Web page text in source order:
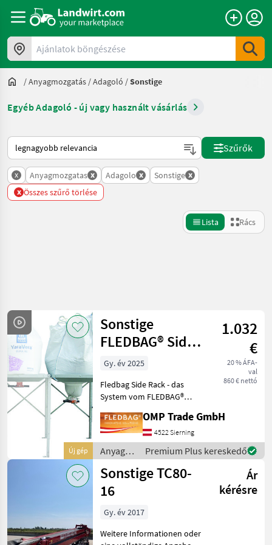
Ajánlatok böngészése
/Anyagmozgatás /Adagoló /Sonstige
Egyéb Adagoló - új vagy használt vásárlás
Így van sorba rendezve a Landwirt.com-on
Szűrők
x Anyagmozgatas x Adagolo x Sonstige x
x Összes szűrő törlése
Lista Rács
Kategória 4 Ország
AKTUÁLIS
ÚTVONAL
Mezőgazdasági
gépek/eszközök
Anyagmozgatas
Adagolo
Sonstige
Agrar
Visszaállítás
15 eredmény
Új gép
Sonstige
FLEDBAG® Side
Rack Halterung
1.032
€
20 % ÁFA-
val
860 € nettó
Gy. év 2025
Fledbag Side Rack - das
System vom FLEDBAG®
- jederzeit mit dem
FLEDBAG®-Entleerer
verwendbar Sie stellen den
Big Bag auf das Fledbag Ra
OMP Trade GmbH
4522 Sierning
Anyagmozgatás
/
Sonstige
Premium Plus kereskedő
Sonstige TC80-
16
Ár
kérésre
Gy. év 2017
Weitere Informationen oder